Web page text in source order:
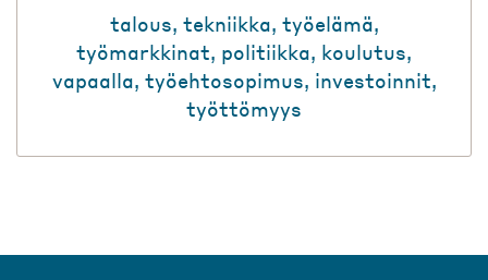
talous, tekniikka, työelämä,
työmarkkinat, politiikka, koulutus,
vapaalla, työehtosopimus, investoinnit,
työttömyys